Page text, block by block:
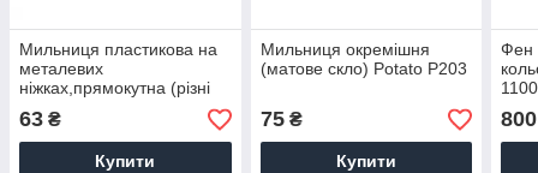
Мильниця пластикова на
металевих
ніжках,прямокутна (різні
кольори) Potato P201
63 ₴
Купити
Мильниця окремішня
(матове скло) Potato P203
75₴
Купити
Фен
800